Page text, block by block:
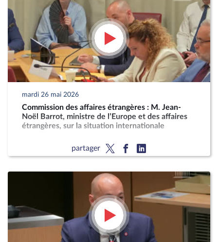
mardi 26 mai 2026
Commission des affaires étrangères : M. Jean-
Noël Barrot, ministre de l’Europe et des affaires
étrangères, sur la situation internationale
partager